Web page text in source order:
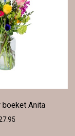
boeket Anita